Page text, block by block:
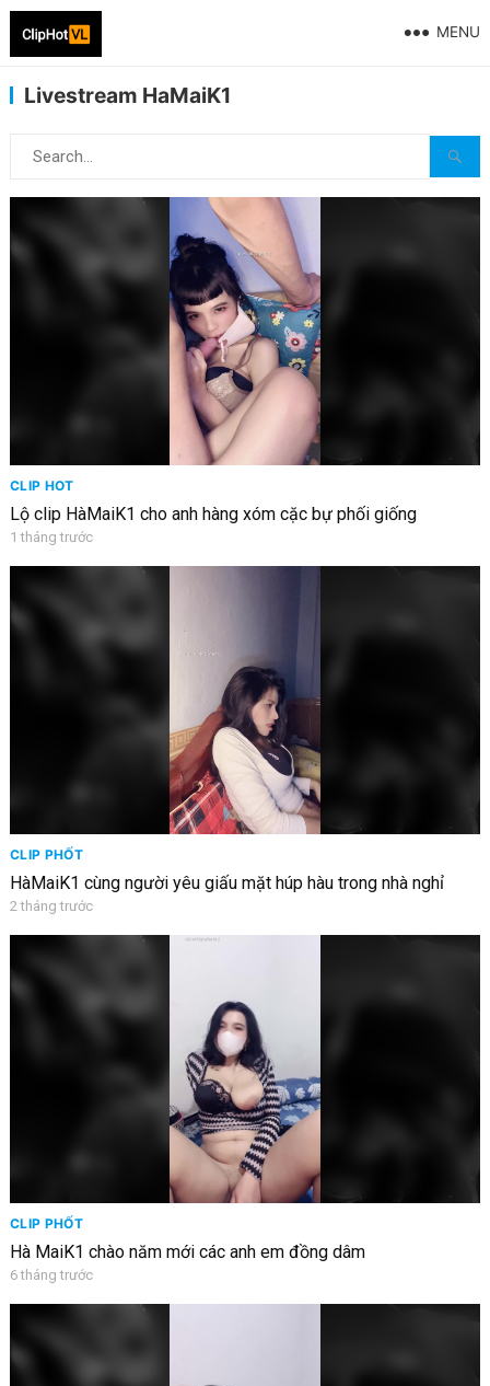
MENU
Livestream HaMaiK1
CLIP HOT
Lộ clip HàMaiK1 cho anh hàng xóm cặc bự phối giống
1 tháng trước
CLIP PHỐT
HàMaiK1 cùng người yêu giấu mặt húp hàu trong nhà nghỉ
2 tháng trước
CLIP PHỐT
Hà MaiK1 chào năm mới các anh em đồng dâm
6 tháng trước